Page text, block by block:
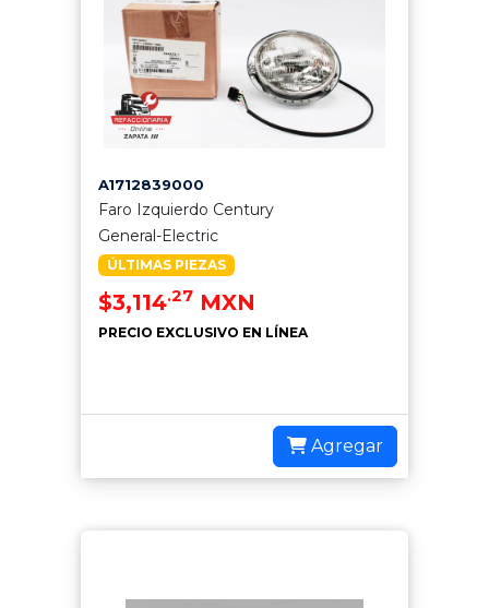
A1712839000
Faro Izquierdo Century
General-Electric
ÚLTIMAS PIEZAS
$3,114.27 MXN
PRECIO EXCLUSIVO EN LÍNEA
Agregar